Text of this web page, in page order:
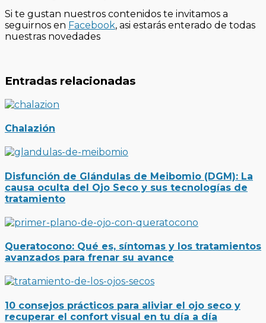
Si te gustan nuestros contenidos te invitamos a
seguirnos en Facebook, asi estarás enterado de todas
nuestras novedades
Entradas relacionadas
Chalazión
Disfunción de Glándulas de Meibomio (DGM): La
causa oculta del Ojo Seco y sus tecnologías de
tratamiento
Queratocono: Qué es, síntomas y los tratamientos
avanzados para frenar su avance
10 consejos prácticos para aliviar el ojo seco y
recuperar el confort visual en tu día a día